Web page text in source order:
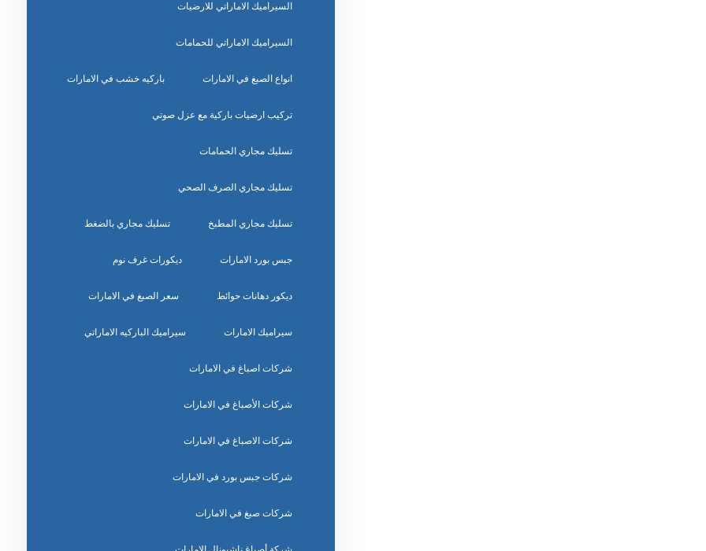
السيراميك الاماراتي للارضيات
السيراميك الاماراتي للحمامات
انواع الصبغ في الامارات باركيه خشب في الامارات
تركيب ارضيات باركية مع عزل صوتي
تسليك مجاري الحمامات
تسليك مجاري الصرف الصحي
تسليك مجاري المطبخ تسليك مجاري بالضغط
جبس بورد الامارات ديكورات غرف نوم
ديكور دهانات حوائط سعر الصبغ في الامارات
سيراميك الامارات سيراميك الباركيه الاماراتي
شركات اصباغ في الامارات
شركات الأصباغ في الامارات
شركات الاصباغ في الامارات
شركات جبس بورد في الامارات
شركات صبغ في الامارات